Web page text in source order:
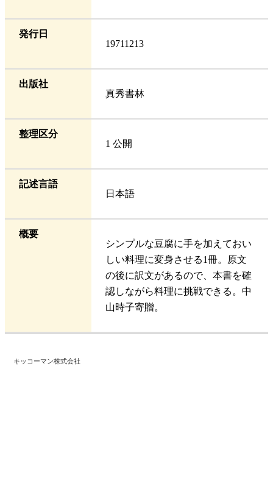
発行日
19711213
出版社
真秀書林
整理区分
1 公開
記述言語
日本語
概要
シンプルな豆腐に手を加えておい
しい料理に変身させる1冊。原文
の後に訳文があるので、本書を確
認しながら料理に挑戦できる。中
山時子寄贈。
キッコーマン株式会社